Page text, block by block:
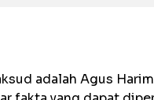
adalah Agus